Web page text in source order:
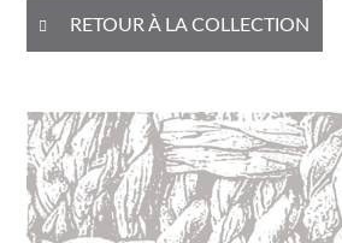
RETOUR À LA COLLECTION